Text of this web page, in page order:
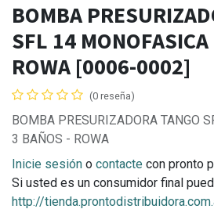
BOMBA
SFL 14
ROWA [0006-0002]
(0 reseña)
BOMBA PRESURIZADORA TANGO
3 BAÑOS - ROWA
Inicie sesión o contacte con pronto
Si usted es un consumidor final
http://